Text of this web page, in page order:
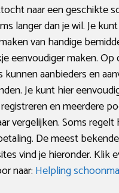
naar een geschikte
langer dan je wil. Je
van handige
eenvoudiger maken.
aanbieders en
Je kunt hier
en meerdere
vergelijken. Soms
De meest
vind je hieronder. Klik
naar: Helpling